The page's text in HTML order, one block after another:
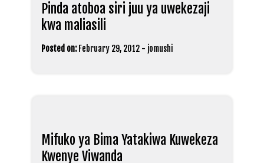
Pinda atoboa siri juu ya uwekezaji
kwa maliasili
Posted on: February 29, 2012 - jomushi
Mifuko ya Bima Yatakiwa Kuwekeza
Kwenye Viwanda